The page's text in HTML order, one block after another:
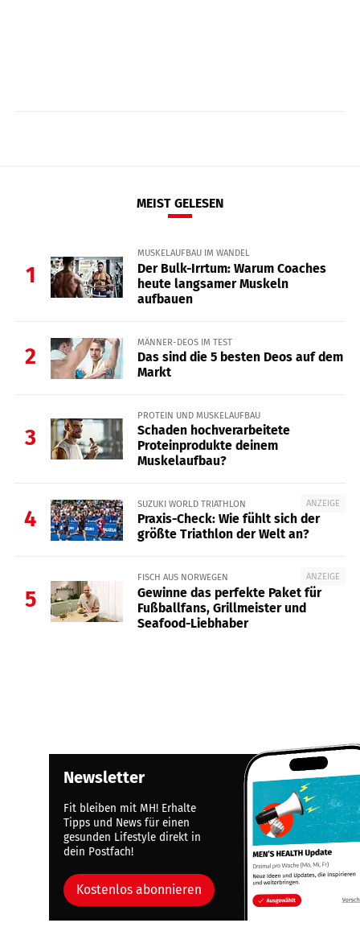
MEIST GELESEN
1
MUSKELAUFBAU IM WANDEL
Der Bulk-Irrtum: Warum Coaches
heute langsamer Muskeln
aufbauen
2
MÄNNER-DEOS IM TEST
Das sind die 5 besten Deos auf dem
Markt
3
PROTEIN UND MUSKELAUFBAU
Schaden hochverarbeitete
Proteinprodukte deinem
Muskelaufbau?
4
ANZEIGE
SUZUKI WORLD TRIATHLON
Praxis-Check: Wie fühlt sich der
größte Triathlon der Welt an?
5
ANZEIGE
FISCH AUS NORWEGEN
Gewinne das perfekte Paket für
Fußballfans, Grillmeister und
Seafood-Liebhaber
Newsletter
Fit bleiben mit MH! Erhalte
Tipps und News für einen
gesunden Lifestyle direkt in
dein Postfach!
Kostenlos abonnieren